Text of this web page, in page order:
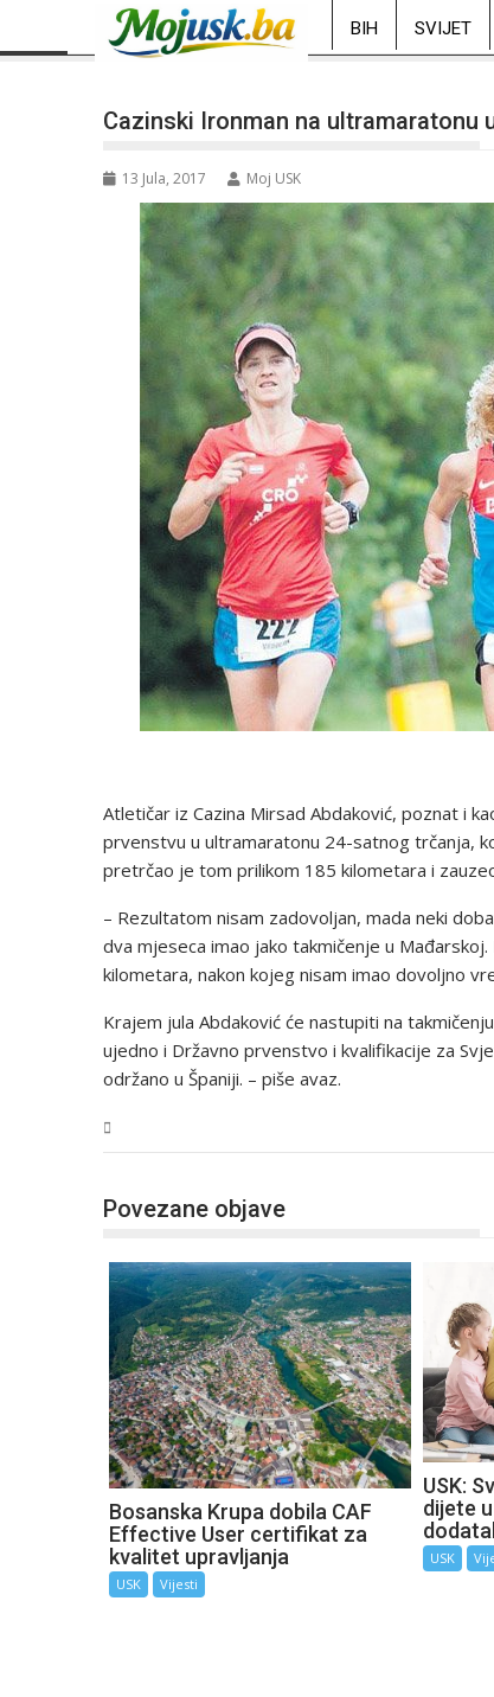
BIH SVIJET
Cazinski Ironman na ultramaratonu
13 Jula, 2017 Moj USK
Atletičar iz Cazina Mirsad Abdaković, poznat i
prvenstvu u ultramaratonu 24-satnog trčanja,
pretrčao je tom prilikom 185 kilometara i
– Rezultatom nisam zadovoljan, mada neki
dva mjeseca imao jako takmičenje u
kilometara, nakon kojeg nisam imao dovoljno
Krajem jula Abdaković će nastupiti na
ujedno i Državno prvenstvo i kvalifikacije za
održano u Španiji. – piše avaz.
Povezane objave
Bosanska Krupa dobila CAF
Effective User certifikat za
kvalitet upravljanja
USK Vijesti
USK:
dijete
USK